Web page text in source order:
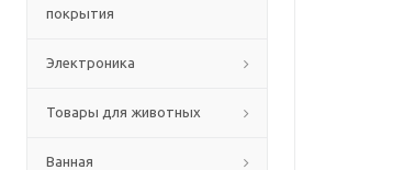
покрытия
Электроника
Товары для животных
Ванная